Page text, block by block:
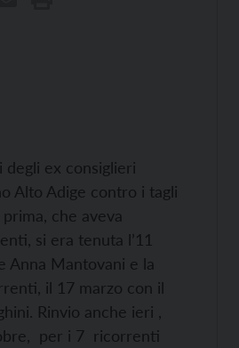
degli ex consiglieri
Alto Adige contro i tagli
che aveva
si era tenuta l’11
Anna Mantovani e la
il 17 marzo con il
Rinvio anche ieri ,
per i 7 ricorrenti